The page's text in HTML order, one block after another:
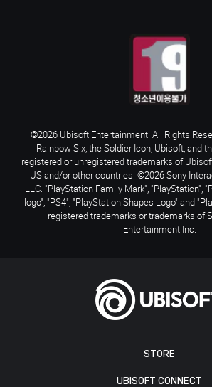
STORE
UBISOFT CONNECT
©2026 Ubisoft Entertainment. All Rights
Rainbow Six, the Soldier Icon, Ubisoft, and
registered or unregistered trademarks of
US and/or other countries. ©2026 Sony
LLC. "PlayStation Family Mark", "PlayStation",
logo", "PS4", "PlayStation Shapes Logo" and
registered trademarks or trademarks of
Entertainment Inc.